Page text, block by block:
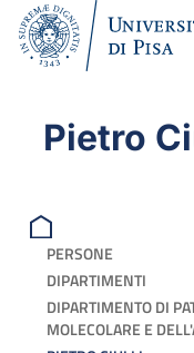
Pietro
PERSONE
DIPARTIMENTI
DIPARTIMENTO DI
MOLECOLARE E